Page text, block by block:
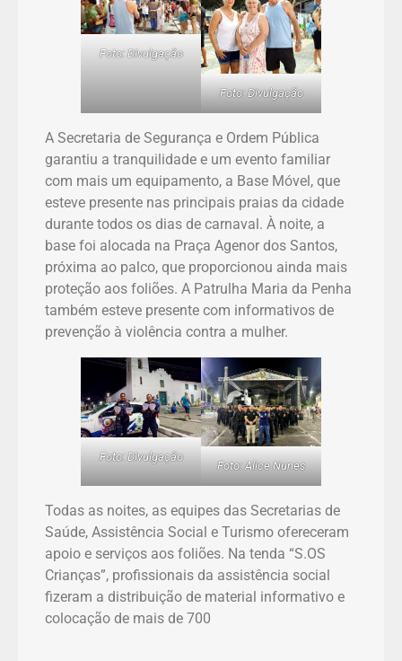
Foto: Divulgação
Foto: Divulgação
A Secretaria de Segurança e Ordem Pública
garantiu a tranquilidade e um evento familiar
com mais um equipamento, a Base Móvel, que
esteve presente nas principais praias da cidade
durante todos os dias de carnaval. À noite, a
base foi alocada na Praça Agenor dos Santos,
próxima ao palco, que proporcionou ainda mais
proteção aos foliões. A Patrulha Maria da Penha
também esteve presente com informativos de
prevenção à violência contra a mulher.
Foto: Divulgação
Foto: Alice Nunes
Todas as noites, as equipes das Secretarias de
Saúde, Assistência Social e Turismo ofereceram
apoio e serviços aos foliões. Na tenda “S.OS
Crianças”, profissionais da assistência social
fizeram a distribuição de material informativo e
colocação de mais de 700